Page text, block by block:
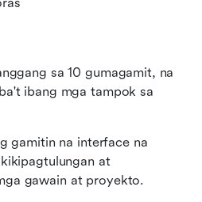
sa 10 gumagamit, na
ibang mga tampok sa
gamitin na interface na
at
gawain at proyekto.